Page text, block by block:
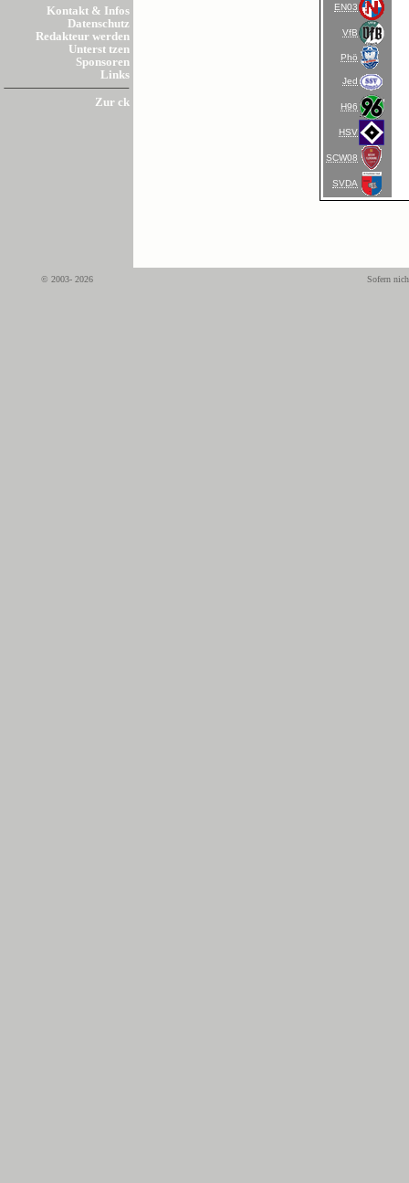
Kontakt & Infos
Datenschutz
Redakteur werden
Unterst tzen
Sponsoren
Links
Zur ck
EN03
VfB
Phö
Jed
H96
HSV
SCW08
SVDA
© 2003- 2026 Sofern